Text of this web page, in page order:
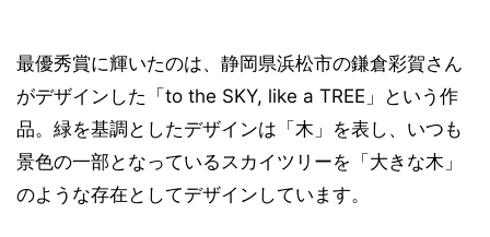
最優秀賞に輝いたのは、静岡県浜松市の鎌倉彩賀さん
がデザインした「to the SKY, like a TREE」という作
品。緑を基調としたデザインは「木」を表し、いつも
景色の一部となっているスカイツリーを「大きな木」
のような存在としてデザインしています。